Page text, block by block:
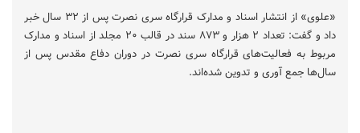
«علوی» از انتشار اسناد و مدارک قرارگاه سری نصرت پس از ۳۲ سال خبر
داد و گفت: تعداد ۲ هزار و ۸۷۳ سند در قالب ۲۰ مجلد از اسناد و مدارک
مربوط به فعالیت‌های قرارگاه سری نصرت در دوران دفاع مقدس پس از
سال‌ها جمع آوری و تدوین شده‌اند.